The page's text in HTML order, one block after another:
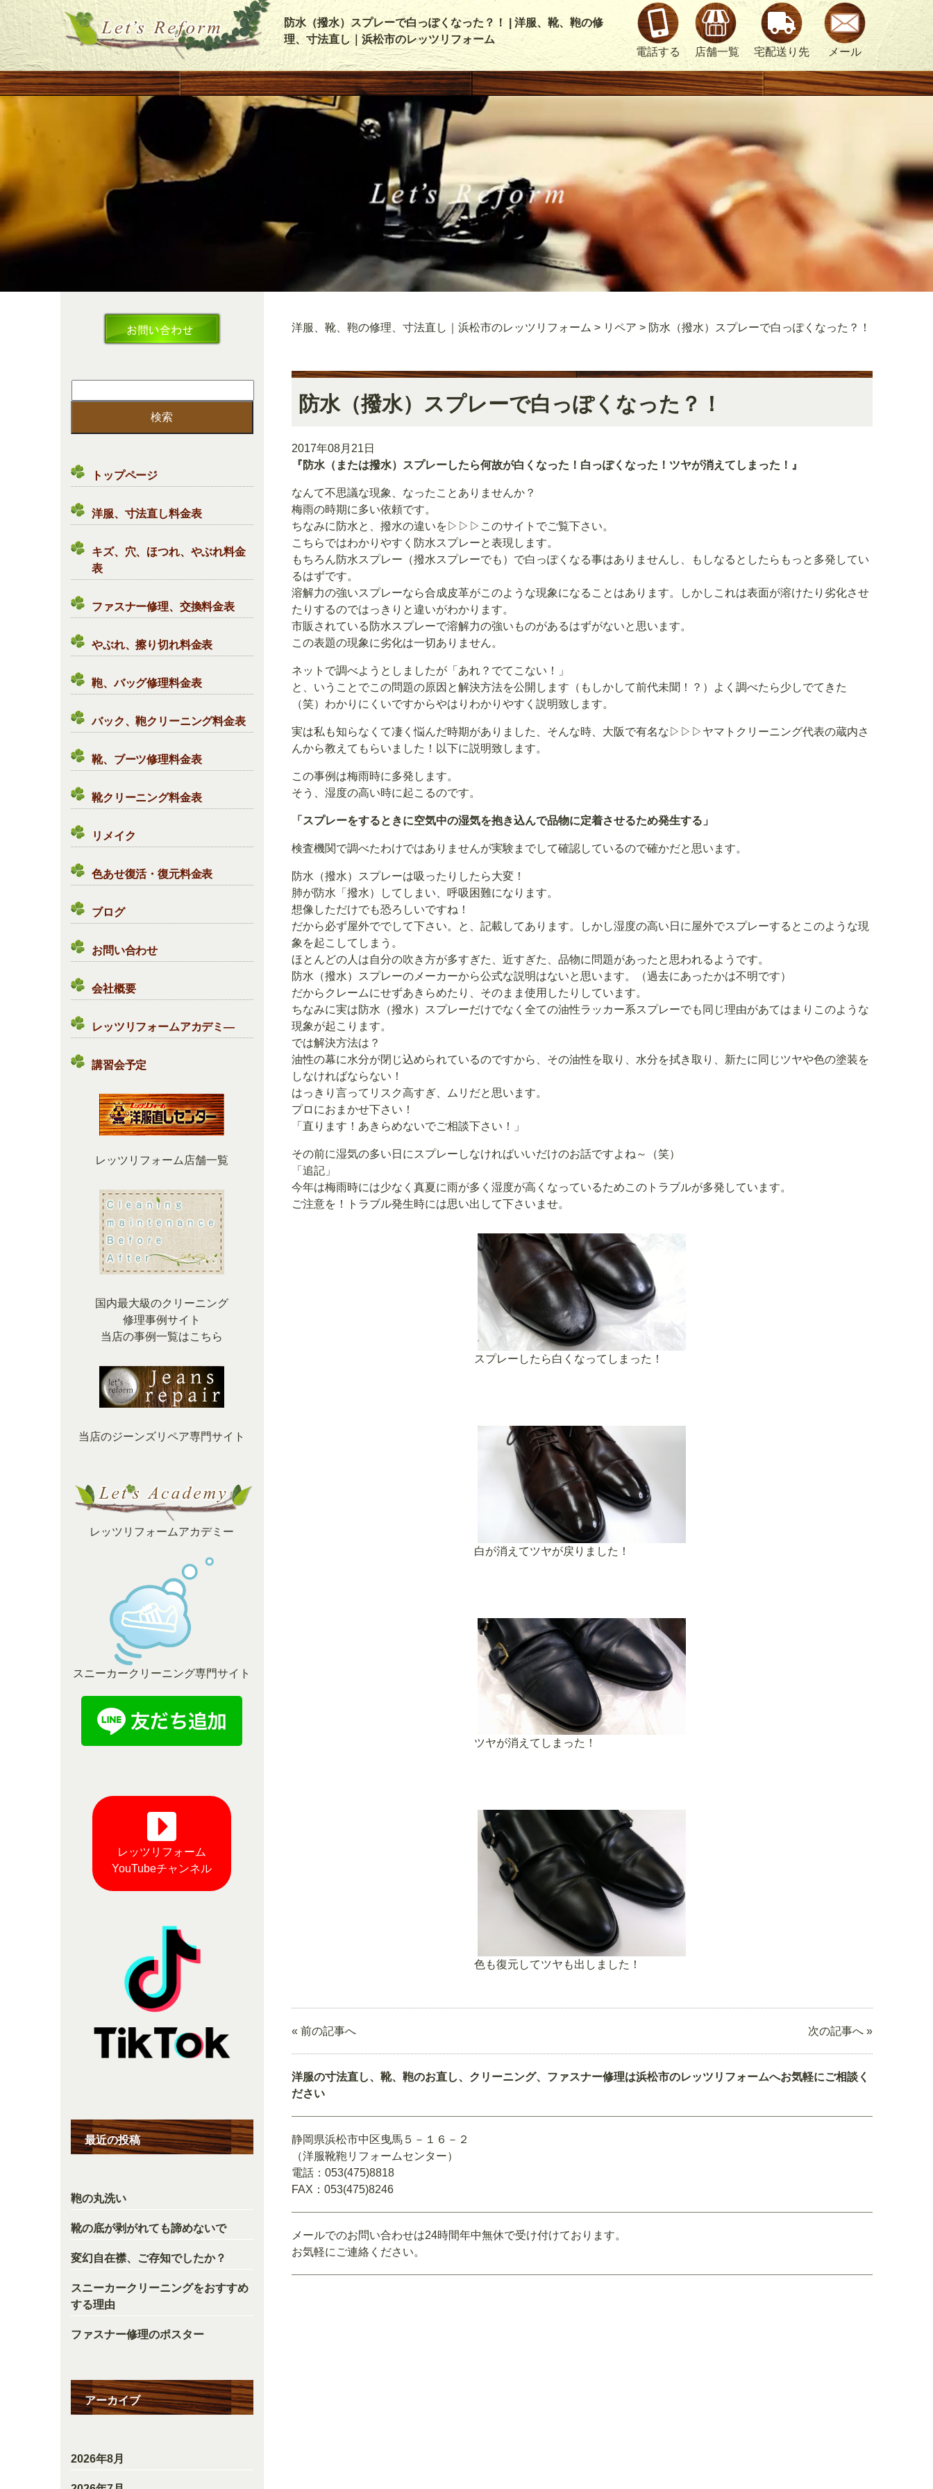
防水（撥水）スプレーで白っぽくなった？！ | 洋服、靴、鞄の修
理、寸法直し｜浜松市のレッツリフォーム
電話する
店舗一覧 宅配送り先 メール
索:
トップページ
洋服、寸法直し料金表
キズ、穴、ほつれ、やぶれ料金
表
ファスナー修理、交換料金表
やぶれ、擦り切れ料金表
鞄、バッグ修理料金表
バック、鞄クリーニング料金表
靴、ブーツ修理料金表
靴クリーニング料金表
リメイク
色あせ復活・復元料金表
ブログ
お問い合わせ
会社概要
レッツリフォームアカデミ―
講習会予定
レッツリフォーム店舗一覧
国内最大級のクリーニング
修理事例サイト
当店の事例一覧はこちら
当店のジーンズリペア専門サイト
レッツリフォームアカデミー
スニーカークリーニング専門サイト
レッツリフォーム
YouTubeチャンネル
最近の投稿
鞄の丸洗い
靴の底が剥がれても諦めないで
変幻自在襟、ご存知でしたか？
スニーカークリーニングをおすすめ
する理由
ファスナー修理のポスター
アーカイブ
2026年8月
洋服、靴、鞄の修理、寸法直し｜浜松市のレッツリフォーム > リペア > 防水（撥水）スプレーで白っぽくなった？！
防水（撥水）スプレーで白っぽくなった？！
2017年08月21日
『防水（または撥水）スプレーしたら何故が白くなった！白っぽくなった！ツヤが消えてしまった！』
なんて不思議な現象、なったことありませんか？
梅雨の時期に多い依頼です。
ちなみに防水と、撥水の違いを ▷▷▷このサイト でご覧下さい。
こちらではわかりやすく防水スプレーと表現します。
もちろん防水スプレー（撥水スプレーでも）で白っぽくなる事はありませんし、もしなるとしたらもっと多発してい
るはずです。
溶解力の強いスプレーなら合成皮革がこのような現象になることはあります。しかしこれは表面が溶けたり劣化させ
たりするのではっきりと違いがわかります。
市販されている防水スプレーで溶解力の強いものがあるはずがないと思います。
この表題の現象に劣化は一切ありません。
ネットで調べようとしましたが「あれ？でてこない！」
と、いうことでこの問題の原因と解決方法を公開します（もしかして前代未聞！？）よく調べたら少しでてきた
（笑）わかりにくいですからやはりわかりやすく説明致します。
実は私も知らなくて凄く悩んだ時期がありました、そんな時、大阪で有名な ▷▷▷ヤマトクリーニング代表の蔵内さ
んから教えてもらいました！以下に説明致します。
この事例は梅雨時に多発します。
そう、湿度の高い時に起こるのです。
「スプレーをするときに空気中の湿気を抱き込んで品物に定着させるため発生する」
検査機関で調べたわけではありませんが実験までして確認しているので確かだと思います。
防水（撥水）スプレーは吸ったりしたら大変！
肺が防水「撥水）してしまい、呼吸困難になります。
想像しただけでも恐ろしいですね！
だから必ず屋外ででして下さい。と、記載してあります。しかし湿度の高い日に屋外でスプレーするとこのような現
象を起こしてしまう。
ほとんどの人は自分の吹き方が多すぎた、近すぎた、品物に問題があったと思われるようです。
防水（撥水）スプレーのメーカーから公式な説明はないと思います。（過去にあったかは不明です）
だからクレームにせずあきらめたり、そのまま使用したりしています。
ちなみに実は防水（撥水）スプレーだけでなく全ての油性ラッカー系スプレーでも同じ理由があてはまりこのような
現象が起こります。
では解決方法は？
油性の幕に水分が閉じ込められているのですから、その油性を取り、水分を拭き取り、新たに同じツヤや色の塗装を
しなければならない！
はっきり言ってリスク高すぎ、ムリだと思います。
プロにおまかせ下さい！
「直ります！あきらめないでご相談下さい！」
その前に湿気の多い日にスプレーしなければいいだけのお話ですよね～（笑）
「追記」
今年は梅雨時には少なく真夏に雨が多く湿度が高くなっているためこのトラブルが多発しています。
ご注意を！トラブル発生時には思い出して下さいませ。
スプレーしたら白くなってしまった！
白が消えてツヤが戻りました！
ツヤが消えてしまった！
色も復元してツヤも出しました！
« 前の記事へ 次の記事へ »
洋服の寸法直し、靴、鞄のお直し、クリーニング、ファスナー修理は浜松市のレッツリフォームへお気軽にご相談く
ださい
静岡県浜松市中区曳馬５－１６－２
（洋服靴鞄リフォームセンター）
電話：053(475)8818
FAX：053(475)8246
メールでのお問い合わせは24時間年中無休で受け付けております。
お気軽にご連絡ください。